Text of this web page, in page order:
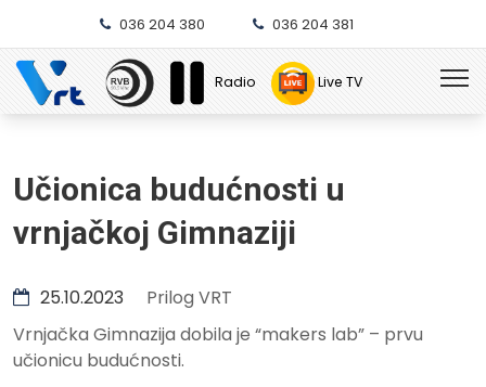
036 204 380 036 204 381
Radio Live TV
Učionica budućnosti u
vrnjačkoj Gimnaziji
25.10.2023
Prilog VRT
Vrnjačka Gimnazija dobila je “makers lab” – prvu
učionicu budućnosti.